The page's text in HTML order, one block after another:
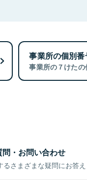
事業所の個別
事業所の７けたの
問・お問い合わせ
さまざまな疑問にお答え